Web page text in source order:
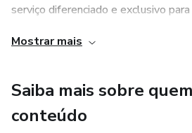
serviço diferenciado e exclusivo
você se destaque no mercado da
3. Experiência única com produtos
O Curso GLOW LIPS proporciona
Mostrar mais
Saiba mais sobre
conteúdo